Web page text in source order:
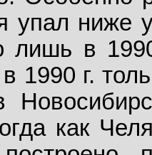
упал ниже
лишь в
1990 г.
как